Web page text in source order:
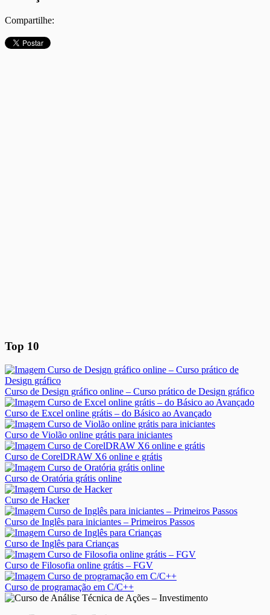
Compartilhe:
Top 10
Curso de Design gráfico online – Curso prático de Design gráfico
Curso de Excel online grátis – do Básico ao Avançado
Curso de Violão online grátis para iniciantes
Curso de CorelDRAW X6 online e grátis
Curso de Oratória grátis online
Curso de Hacker
Curso de Inglês para iniciantes – Primeiros Passos
Curso de Inglês para Crianças
Curso de Filosofia online grátis – FGV
Curso de programação em C/C++